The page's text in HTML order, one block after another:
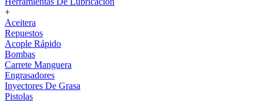
+
Aceitera
Repuestos
Acople Rápido
Bombas
Carrete Manguera
Engrasadores
Inyectores De Grasa
Pistolas